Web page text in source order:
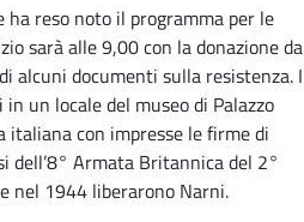
reso noto il programma per le
sarà alle 9,00 con la donazione da
alcuni documenti sulla resistenza. I
un locale del museo di Palazzo
italiana con impresse le firme di
dell’8° Armata Britannica del 2°
nel 1944 liberarono Narni.